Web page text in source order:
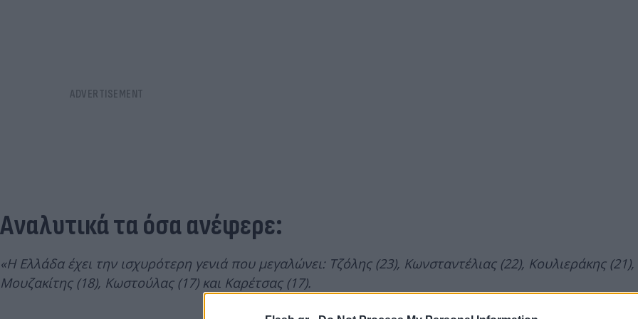
Aναλυτικά τα όσα ανέφερε:
«Η Ελλάδα έχει την ισχυρότερη γενιά που μεγαλώνει: Τζόλης (23), Κωνσταντέλιας (22), Κουλιεράκης (21),
Μουζακίτης (18), Κωστούλας (17) και Καρέτσας (17).